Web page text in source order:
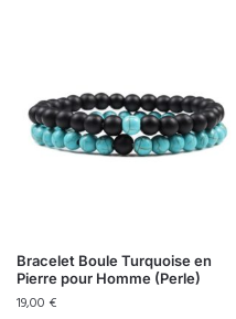
Bracelet Boule Turquoise en
Pierre pour Homme (Perle)
19,00 €